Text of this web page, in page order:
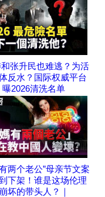
张升民也难逃？为活
反水？国际权威平台
曝2026清洗名单
两个老公”母亲节文案
下架！谁是这场伦理
崩坏的带头人？｜